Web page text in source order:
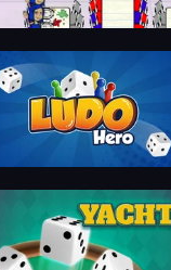
Diner Dash